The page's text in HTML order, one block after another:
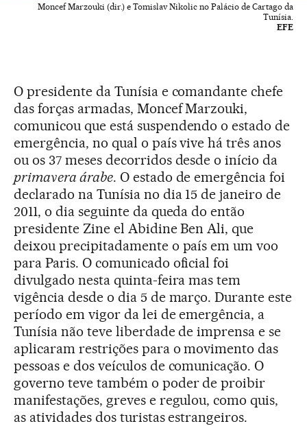
Moncef Marzouki (dir.) e Tomislav Nikolic no Palácio de Cartago da
Tunísia.
EFE
O presidente da Tunísia e comandante chefe
das forças armadas, Moncef Marzouki,
comunicou que está suspendendo o estado de
emergência, no qual o país vive há três anos
ou os 37 meses decorridos desde o início da
primavera árabe. O estado de emergência foi
declarado na Tunísia no dia 15 de janeiro de
2011, o dia seguinte da queda do então
presidente Zine el Abidine Ben Ali, que
deixou precipitadamente o país em um voo
para Paris. O comunicado oficial foi
divulgado nesta quinta-feira mas tem
vigência desde o dia 5 de março. Durante este
período em vigor da lei de emergência, a
Tunísia não teve liberdade de imprensa e se
aplicaram restrições para o movimento das
pessoas e dos veículos de comunicação. O
governo teve também o poder de proibir
manifestações, greves e regulou, como quis,
as atividades dos turistas estrangeiros.